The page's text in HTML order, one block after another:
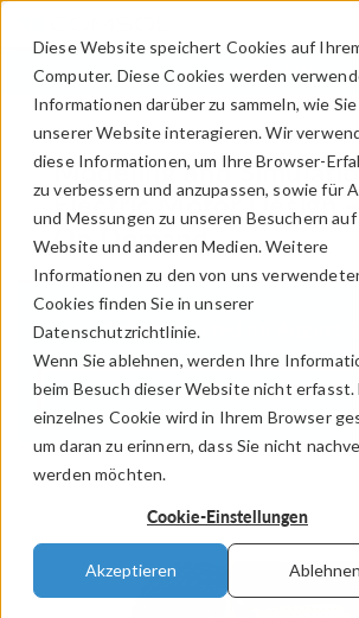
Diese Website speichert Cookies auf
Computer. Diese Cookies werden
Informationen darüber zu sammeln, wie
unserer Website interagieren. Wir
diese Informationen, um Ihre Browser-
zu verbessern und anzupassen, sowie für
und Messungen zu unseren Besuchern
Website und anderen Medien. Weitere
Informationen zu den von uns
Cookies finden Sie in unserer
Datenschutzrichtlinie.
Wenn Sie ablehnen, werden Ihre
beim Besuch dieser Website nicht erfasst.
einzelnes Cookie wird in Ihrem Browser
um daran zu erinnern, dass Sie nicht
werden möchten.
Cookie-Einstellungen
Akzeptieren Ablehnen
ANMELDEN
Modeling and
Electric Motor Design
On Demand
Originally aired on
ACCESS WEBINAR
BACK TO EVENTS CALENDAR